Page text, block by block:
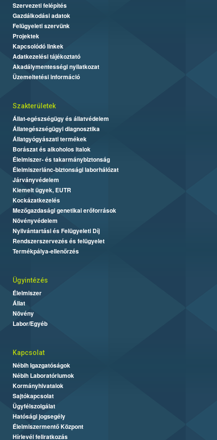
Szervezeti felépítés
Gazdálkodási adatok
Felügyeleti szervünk
Projektek
Kapcsolódó linkek
Adatkezelési tájékoztató
Akadálymentességi nyilatkozat
Üzemeltetési információ
Szakterületek
Állat-egészségügy és állatvédelem
Állategészségügyi diagnosztika
Állatgyógyászati termékek
Borászat és alkoholos italok
Élelmiszer- és takarmánybiztonság
Élelmiszerlánc-biztonsági laborhálózat
Járványvédelem
Kiemelt ügyek, EUTR
Kockázatkezelés
Mezőgazdasági genetikai erőforrások
Növényvédelem
Nyilvántartási és Felügyeleti Díj
Rendszerszervezés és felügyelet
Termékpálya-ellenőrzés
Ügyintézés
Élelmiszer
Állat
Növény
Labor/Egyéb
Kapcsolat
Nébih Igazgatóságok
Nébih Laboratóriumok
Kormányhivatalok
Sajtókapcsolat
Ügyfélszolgálat
Hatósági jogsegély
Élelmiszermentő Központ
Hírlevél feliratkozás